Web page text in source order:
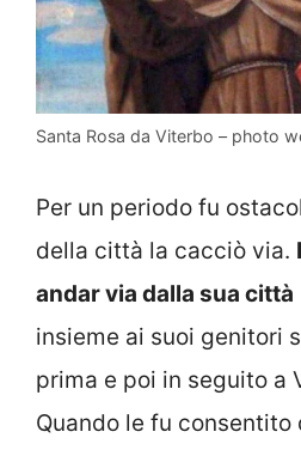
Santa Rosa da Viterbo – photo
Per un periodo fu
della città la cacciò via.
andar via dalla sua città
insieme ai suoi genitori
prima e poi in seguito a
Quando le fu